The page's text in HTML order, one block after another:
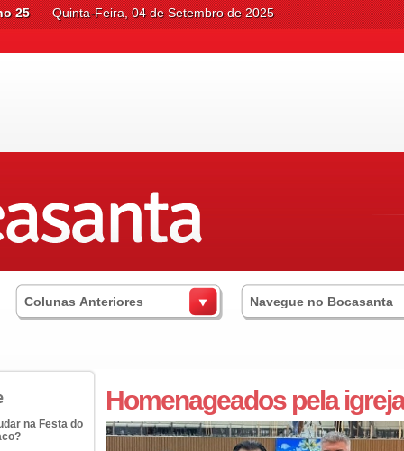
8779 Ano 25 Quinta-Feira, 04 de Setembro de 2025
Colunas Anteriores Navegue no Bocasanta
na Festa do
Homenageados pela igreja